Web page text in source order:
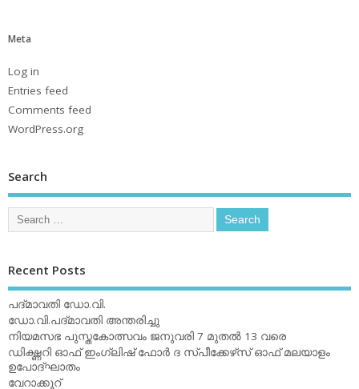
Meta
Log in
Entries feed
Comments feed
WordPress.org
Search
Recent Posts
പദ്മാവതി ഡോ.വി.
ഡോ.വി.പദ്മാവതി അന്തരിച്ചു
നിയമസഭ പുസ്തകോത്സവം ജനുവരി 7 മുതല്‍ 13 വരെ
ഡിക്ഷ്ണറി ഓഫ് ഇംഗ്ലിഷ് ഫോര്‍ ദ സ്പീക്കേഴ്‌സ് ഓഫ് മലയാളം
ഉപോദ്ഘാതം
വേറാക്കൂറ്